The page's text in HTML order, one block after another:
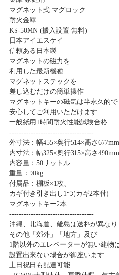
マグネット式 マグロック
耐火金庫
KS-50MN (搬入設置 無料)
日本アイエスケイ
信頼ある日本製
マグネットの磁力を
利用した最新機種
マグネットステックを
差し込むだけの簡単操作
マグネットキーの磁気は半永久的で
安心してご利用いただけます
一般紙用1時間耐火性能試験合格
-----------------------------------
外寸法：幅455×奥行514×高さ677mm
内寸法：幅325×奥行315×高さ490mm
内容量：50リットル
重量：90kg
付属品：棚板×1枚、
カギ付き引き出し1つ(カギ2本付)
マグネットキー2本
-----------------------------------
沖縄、北海道、離島は送料が異なり
その他「郊外」「地方」及び
1階以外のエレベーターが無い建物は
設置出来ない場合が御座います
土日祝日も配達可能